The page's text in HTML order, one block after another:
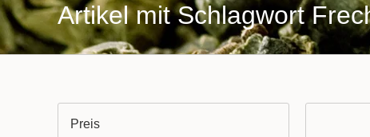
Artikel mit Schlagwort
Preis